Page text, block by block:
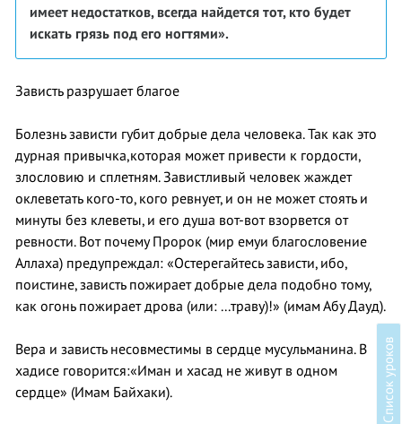
в
имеетнедостатков, всегда найдется тот, кто будет
искать грязь под его ногтями».
Зависть разрушает благое
Болезнь зависти губит добрые дела человека. Так как это
дурная привычка,которая может привести к гордости,
злословию и сплетням. Завистливый человек жаждет
оклеветать кого-то, кого ревнует, и он не может стоять и
минуты без клеветы, и его душа вот-вот взорвется от
ревности. Вот почему Пророк (мир емуи благословение
Аллаха) предупреждал: «Остерегайтесь зависти, ибо,
поистине, зависть пожирает добрые дела подобно тому,
как огонь пожирает дрова (или: ...траву)!» (имам Абу Дауд).
Вера и зависть несовместимы в сердце мусульманина. В
хадисе говорится:«Иман и хасад не живут в одном
сердце» (Имам Байхаки).